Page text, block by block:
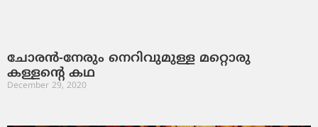
ചോരന്‍-നേരും നെറിവുമുള്ള മറ്റൊരു
കള്ളന്റെ കഥ
December 29, 2020